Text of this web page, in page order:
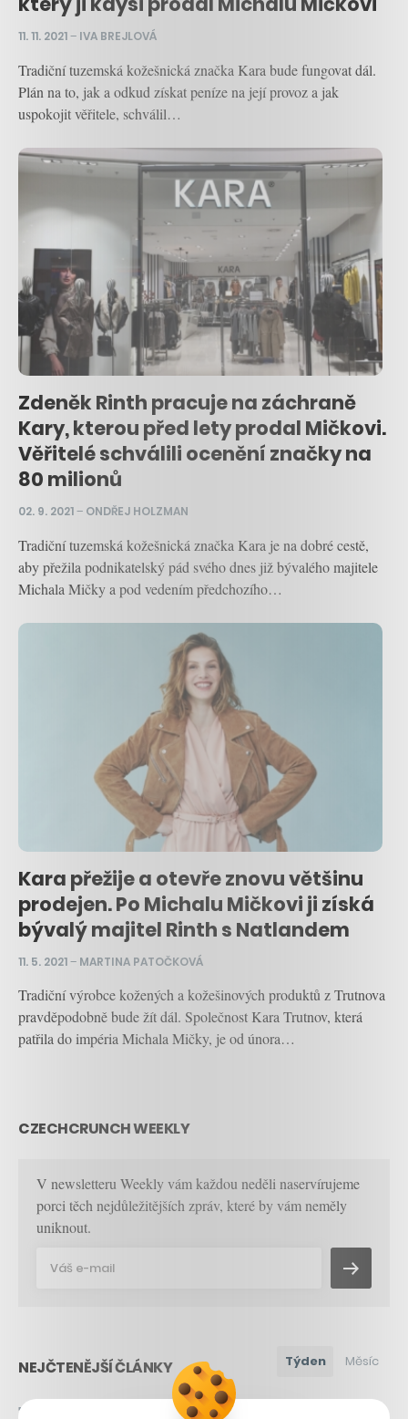
11. 11. 2021– IVA BREJLOVÁ
Tradiční tuzemská kožešnická značka Kara bude fungovat dál.
Plán na to, jak a odkud získat peníze na její provoz a jak
uspokojit věřitele, schválil…
Zdeněk Rinth pracuje na záchraně
Kary, kterou před lety prodal Mičkovi.
Věřitelé schválili ocenění značky na
80 milionů
02. 9. 2021– ONDŘEJ HOLZMAN
Tradiční tuzemská kožešnická značka Kara je na dobré cestě,
aby přežila podnikatelský pád svého dnes již bývalého majitele
Michala Mičky a pod vedením předchozího…
Kara přežije a otevře znovu většinu
prodejen. Po Michalu Mičkovi ji získá
bývalý majitel Rinth s Natlandem
11. 5. 2021– MARTINA PATOČKOVÁ
Tradiční výrobce kožených a kožešinových produktů z Trutnova
pravděpodobně bude žít dál. Společnost Kara Trutnov, která
patřila do impéria Michala Mičky, je od února…
CZECHCRUNCH WEEKLY
V newsletteru Weekly vám každou neděli naservírujeme
porci těch nejdůležitějších zpráv, které by vám neměly
uniknout.
NEJČTENĚJŠÍ ČLÁNKY Týden Měsíc
Kam se hrabou české komedie.